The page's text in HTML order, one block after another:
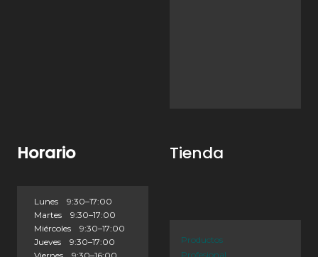
Horario
Lunes 9:30–17:00
Martes 9:30–17:00
Miércoles 9:30–17:00
Jueves 9:30–17:00
Tienda
Productos
Profesional